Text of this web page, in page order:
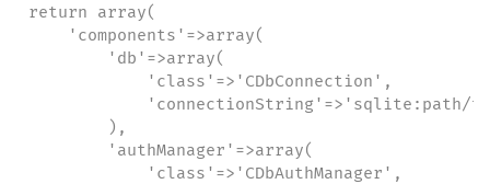
return array(
    'components'=>array(
        'db'=>array(
            'class'=>'CDbConnection',
'connectionString'=>'sqlite:path/
        ),
        'authManager'=>array(
            'class'=>'CDbAuthManager',